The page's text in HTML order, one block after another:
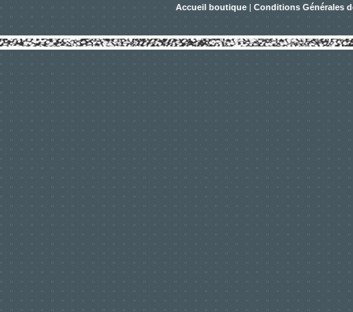
Accueil boutique | Conditions Générales